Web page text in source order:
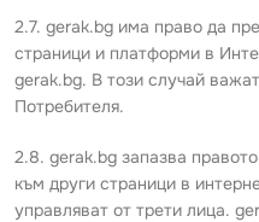
2.7. gerak.bg има право да
страници и платформи в
gerak.bg. В този случай
Потребителя.
2.8. gerak.bg запазва
към други страници в
управляват от трети лица.